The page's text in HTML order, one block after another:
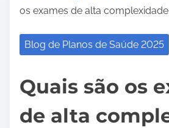
os exames de alta complexidade
Blog de Planos de Saúde 2025
Quais são os
de alta